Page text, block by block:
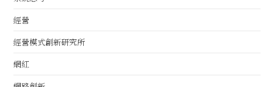
經營
經營模式創新研究所
網紅